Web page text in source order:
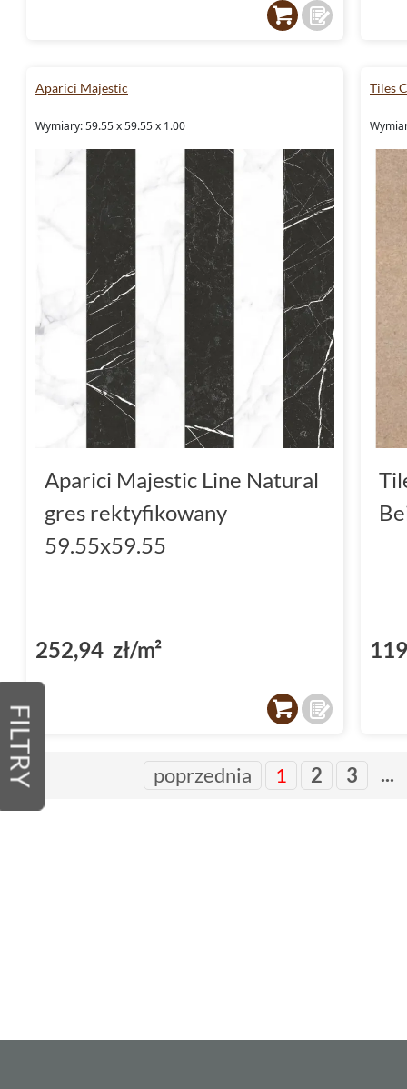
FILTRY
Aparici Majestic
Wymiary: 59.55 x 59.55 x 1.00
Aparici Majestic Line Natural
gres rektyfikowany
59.55x59.55
252,94 zł/m²
Tiles
poprzednia 1 2 3 ...